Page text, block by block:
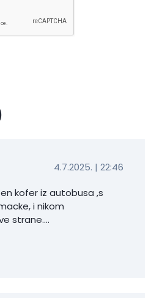
4.7.2025. | 22:46
kofer iz autobusa ,s
i nikom
strane....